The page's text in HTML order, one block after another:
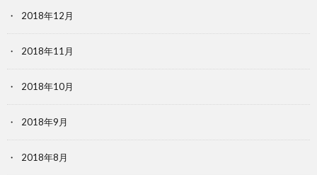
2018年12月
2018年11月
2018年10月
2018年9月
2018年8月